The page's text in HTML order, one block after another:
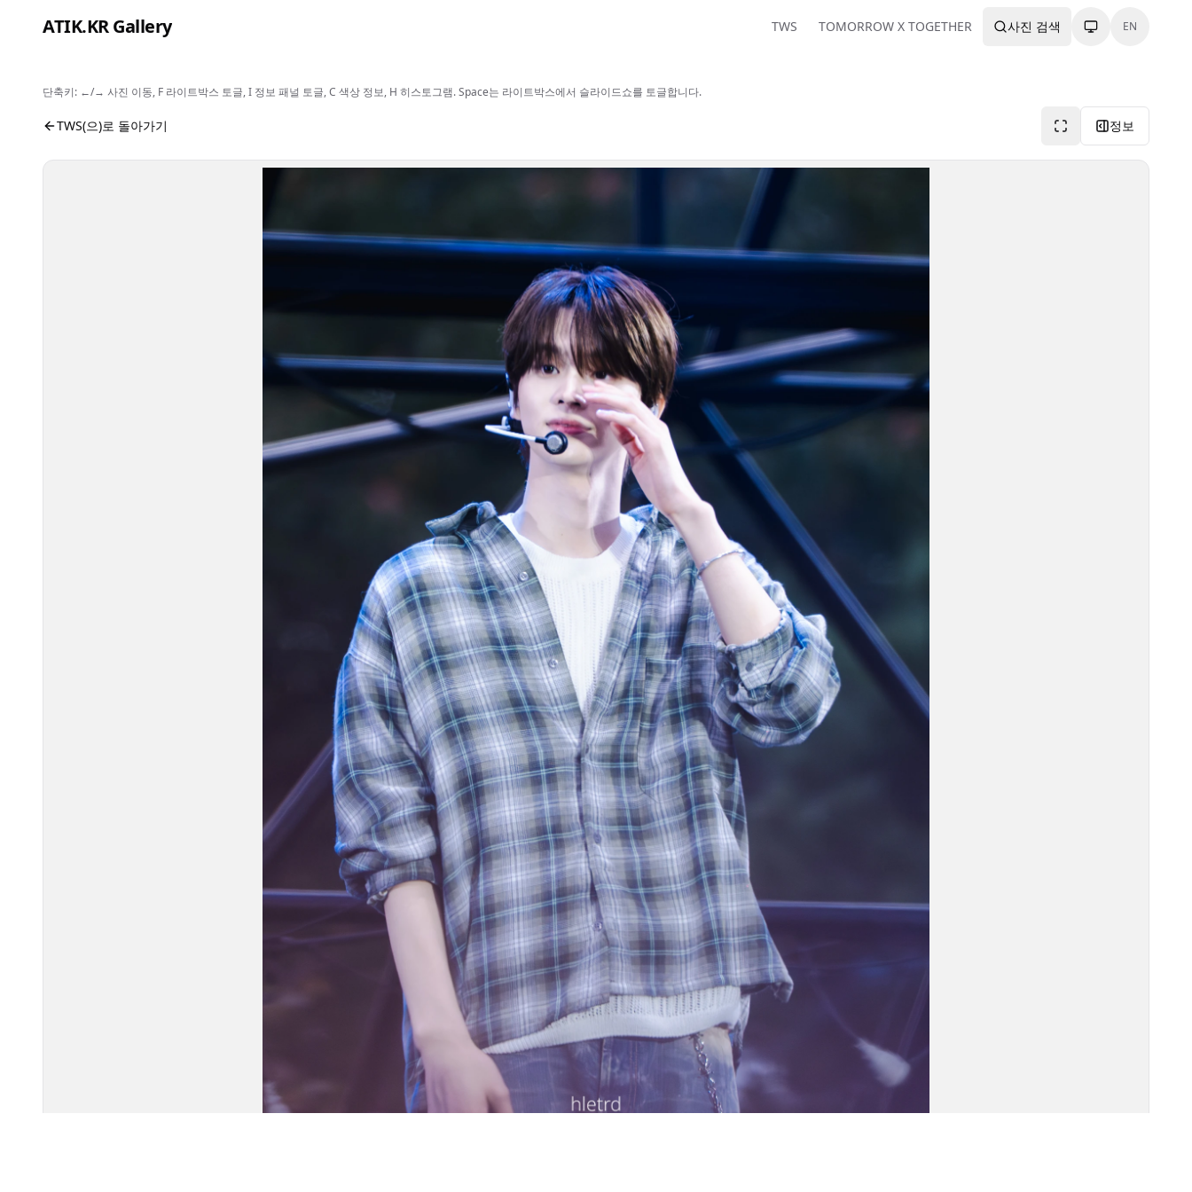
ATIK.KR Gallery TWS TOMORROW X TOGETHER 사진 검색 EN
#SHINYU #Asia Top Artist Festival
사진 뷰어입니다. 버튼으로 전체화면, 공유, 정보 보기를 사용할 수 있습니다.
단축키: ←/→ 사진 이동, F 라이트박스 토글, I 정보 패널 토글, C 색상 정보, H 히스토그램. Space는 라이트박스에서 슬라이드쇼를 토글합니다.
TWS(으)로 돌아가기 정보
사진 탐색 가능